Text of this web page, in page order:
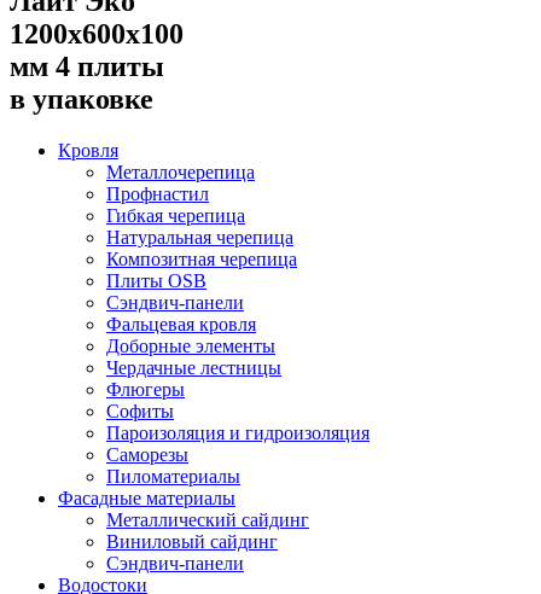
1200x600x100
мм 4 плиты
в упаковке
Кровля
Металлочерепица
Профнастил
Гибкая черепица
Натуральная черепица
Композитная черепица
Плиты OSB
Сэндвич-панели
Фальцевая кровля
Доборные элементы
Чердачные лестницы
Флюгеры
Софиты
Пароизоляция и гидроизоляция
Саморезы
Пиломатериалы
Фасадные материалы
Металлический сайдинг
Виниловый сайдинг
Сэндвич-панели
Водостоки